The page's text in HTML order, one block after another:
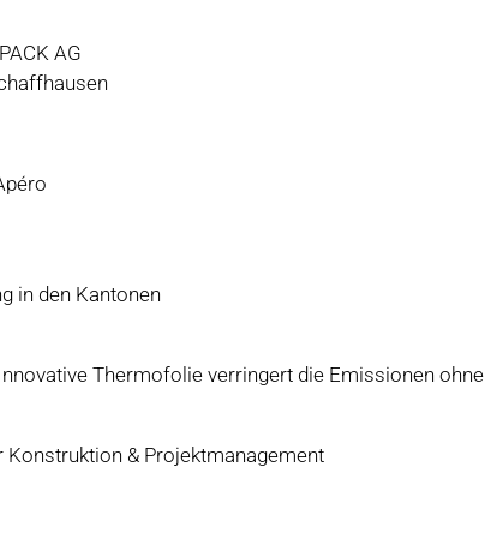
AG
in den Kantonen
Thermofolie verringert die Emissionen ohne
Konstruktion & Projektmanagement